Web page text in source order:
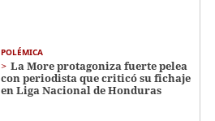
POLÉMICA
La More protagoniza fuerte pelea
con periodista que criticó su fichaje
en Liga Nacional de Honduras